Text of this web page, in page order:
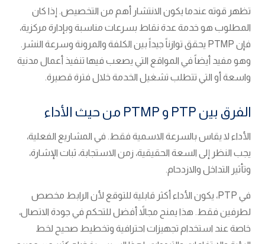
تظهر قوته عندما يكون الانتشار أهم من التخصيص. إذا كان
المطلوب هو خدمة عدة نقاط بسرعات مناسبة وبإدارة مركزية،
فإن PTMP يحقق توازناً جيداً بين الكلفة والمرونة وسرعة النشر.
وهو مفيد أيضاً في المواقع التي يصعب فيها تنفيذ أعمال مدنية
واسعة أو التي تتطلب تشغيل الخدمة خلال فترة قصيرة.
الفرق بين PTP و PTMP من حيث الأداء
الأداء لا يقاس بالسرعة الاسمية فقط. في المشاريع الفعلية،
يجب النظر إلى السعة الحقيقية، زمن الاستجابة، ثبات الإشارة،
وتأثير التداخل والازدحام.
في PTP، يكون الأداء أكثر قابلية للتوقع لأن الرابط مخصص
لطرفين فقط. هذا يمنح مجالاً أفضل للتحكم في جودة الاتصال،
خاصة عند استخدام تجهيزات احترافية وتخطيط صحيح لخط